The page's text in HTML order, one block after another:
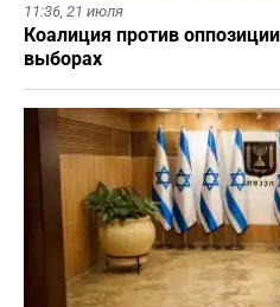
11:36, 21 июля
Коалиция против
выборах